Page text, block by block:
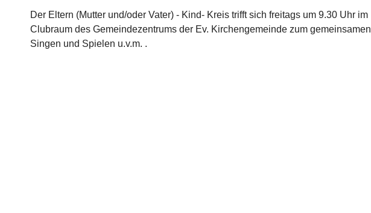
Der Eltern (Mutter und/oder Vater) - Kind- Kreis trifft sich freitags um 9.30 Uhr im
Clubraum des Gemeindezentrums der Ev. Kirchengemeinde zum gemeinsamen
Singen und Spielen u.v.m. .